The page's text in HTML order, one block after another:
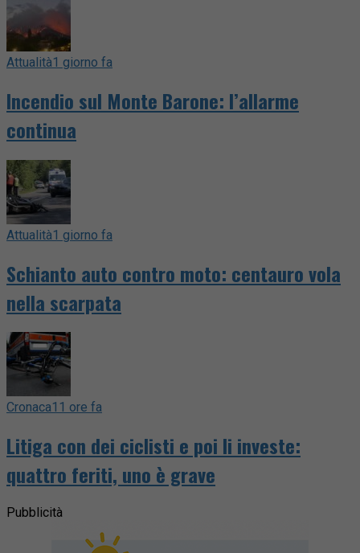
Attualità1 giorno fa
Incendio sul Monte Barone: l’allarme
continua
Attualità1 giorno fa
Schianto auto contro moto: centauro vola
nella scarpata
Cronaca11 ore fa
Litiga con dei ciclisti e poi li investe:
quattro feriti, uno è grave
Pubblicità